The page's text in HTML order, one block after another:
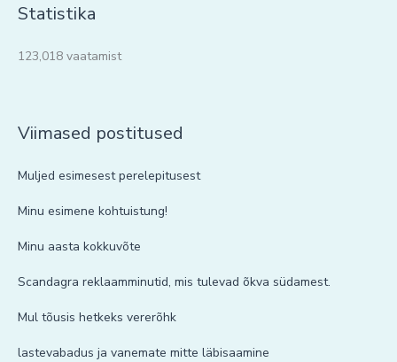
Statistika
123,018 vaatamist
Viimased postitused
Muljed esimesest perelepitusest
Minu esimene kohtuistung!
Minu aasta kokkuvõte
Scandagra reklaamminutid, mis tulevad õkva südamest.
Mul tõusis hetkeks vererõhk
lastevabadus ja vanemate mitte läbisaamine